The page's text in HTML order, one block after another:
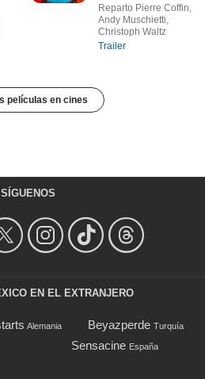
Reparto Pierre Coffin,
Andy Muschietti,
Christoph Waltz
Trailer
películas en cines
SÍGUENOS
EN EL EXTRANJERO
Alemania Beyazperde Turquía
Sensacine España